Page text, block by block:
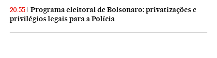
20:55
Programa eleitoral de Bolsonaro: privatizações e
privilégios legais para a Polícia